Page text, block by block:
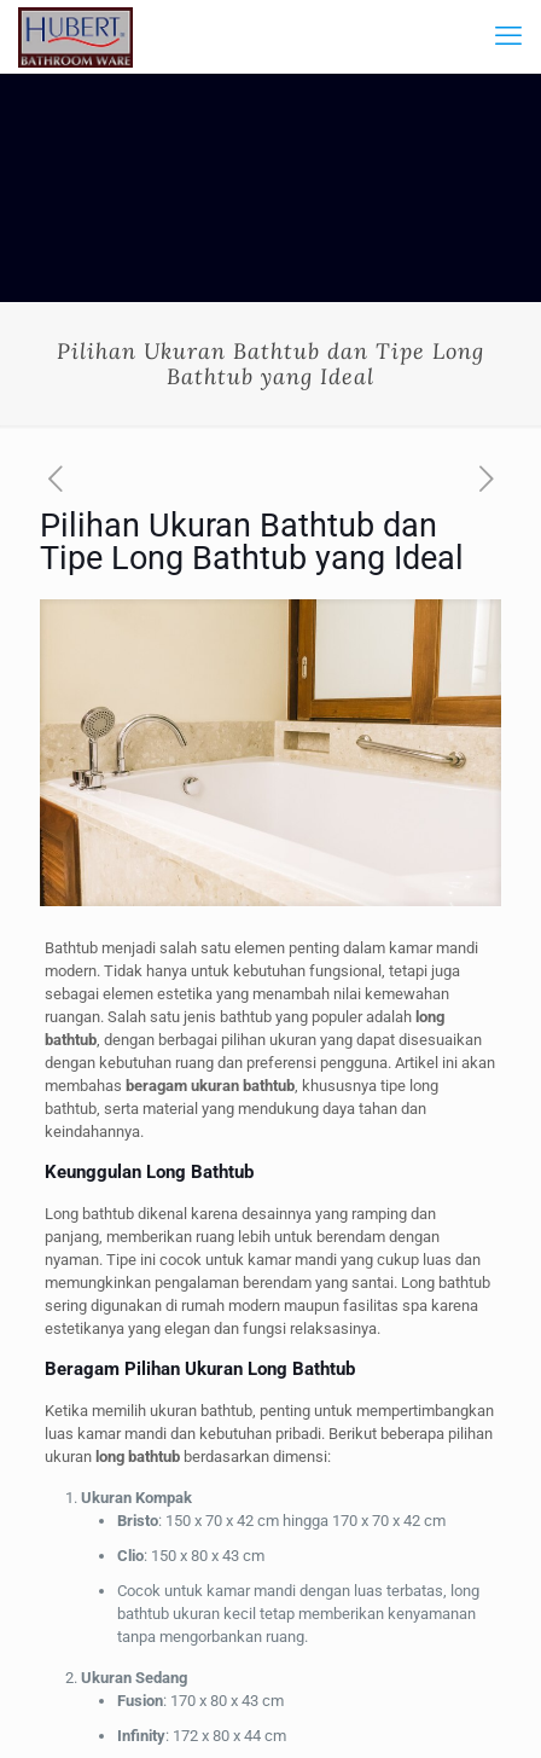
Pilihan Ukuran Bathtub dan Tipe Long
Bathtub yang Ideal
Pilihan Ukuran Bathtub dan
Tipe Long Bathtub yang Ideal
Bathtub menjadi salah satu elemen penting dalam kamar mandi
modern. Tidak hanya untuk kebutuhan fungsional, tetapi juga
sebagai elemen estetika yang menambah nilai kemewahan
ruangan. Salah satu jenis bathtub yang populer adalah long
bathtub, dengan berbagai pilihan ukuran yang dapat disesuaikan
dengan kebutuhan ruang dan preferensi pengguna. Artikel ini akan
membahas beragam ukuran bathtub, khususnya tipe long
bathtub, serta material yang mendukung daya tahan dan
keindahannya.
Keunggulan Long Bathtub
Long bathtub dikenal karena desainnya yang ramping dan
panjang, memberikan ruang lebih untuk berendam dengan
nyaman. Tipe ini cocok untuk kamar mandi yang cukup luas dan
memungkinkan pengalaman berendam yang santai. Long bathtub
sering digunakan di rumah modern maupun fasilitas spa karena
estetikanya yang elegan dan fungsi relaksasinya.
Beragam Pilihan Ukuran Long Bathtub
Ketika memilih ukuran bathtub, penting untuk mempertimbangkan
luas kamar mandi dan kebutuhan pribadi. Berikut beberapa pilihan
ukuran long bathtubberdasarkan dimensi:
Ukuran Kompak
Bristo: 150 x 70 x 42 cm hingga 170 x 70 x 42 cm
Clio: 150 x 80 x 43 cm
Cocok untuk kamar mandi dengan luas terbatas, long
bathtub ukuran kecil tetap memberikan kenyamanan
tanpa mengorbankan ruang.
Ukuran Sedang
Fusion: 170 x 80 x 43 cm
Infinity: 172 x 80 x 44 cm